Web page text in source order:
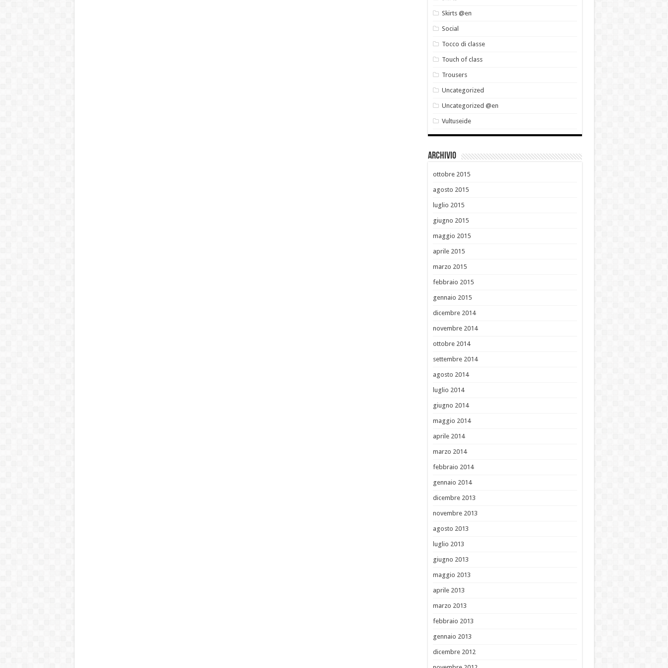
Skirts @en
Social
Tocco di classe
Touch of class
Trousers
Uncategorized
Uncategorized @en
Vultuseide
Archivio
ottobre 2015
agosto 2015
luglio 2015
giugno 2015
maggio 2015
aprile 2015
marzo 2015
febbraio 2015
gennaio 2015
dicembre 2014
novembre 2014
ottobre 2014
settembre 2014
agosto 2014
luglio 2014
giugno 2014
maggio 2014
aprile 2014
marzo 2014
febbraio 2014
gennaio 2014
dicembre 2013
novembre 2013
agosto 2013
luglio 2013
giugno 2013
maggio 2013
aprile 2013
marzo 2013
febbraio 2013
gennaio 2013
dicembre 2012